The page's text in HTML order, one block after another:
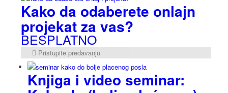
Kako da odaberete onlajn
projekat za vas?
BESPLATNO
Pristupite predavanju
Knjiga i video seminar: